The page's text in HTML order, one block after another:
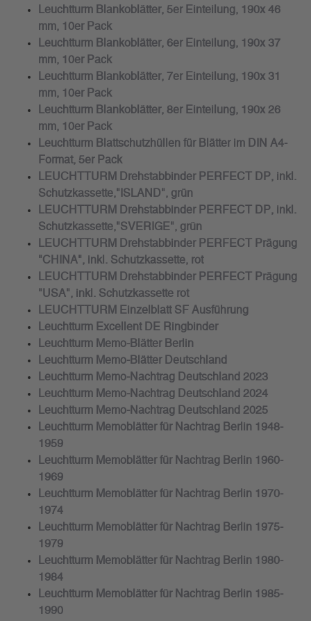
Leuchtturm Blankoblätter, 5er Einteilung, 190x 46
mm, 10er Pack
Leuchtturm Blankoblätter, 6er Einteilung, 190x 37
mm, 10er Pack
Leuchtturm Blankoblätter, 7er Einteilung, 190x 31
mm, 10er Pack
Leuchtturm Blankoblätter, 8er Einteilung, 190x 26
mm, 10er Pack
Leuchtturm Blattschutzhüllen für Blätter im DIN A4-
Format, 5er Pack
LEUCHTTURM Drehstabbinder PERFECT DP, inkl.
Schutzkassette,"ISLAND", grün
LEUCHTTURM Drehstabbinder PERFECT DP, inkl.
Schutzkassette,"SVERIGE", grün
LEUCHTTURM Drehstabbinder PERFECT Prägung
"CHINA", inkl. Schutzkassette, rot
LEUCHTTURM Drehstabbinder PERFECT Prägung
"USA", inkl. Schutzkassette rot
LEUCHTTURM Einzelblatt SF Ausführung
Leuchtturm Excellent DE Ringbinder
Leuchtturm Memo-Blätter Berlin
Leuchtturm Memo-Blätter Deutschland
Leuchtturm Memo-Nachtrag Deutschland 2023
Leuchtturm Memo-Nachtrag Deutschland 2024
Leuchtturm Memo-Nachtrag Deutschland 2025
Leuchtturm Memoblätter für Nachtrag Berlin 1948-
1959
Leuchtturm Memoblätter für Nachtrag Berlin 1960-
1969
Leuchtturm Memoblätter für Nachtrag Berlin 1970-
1974
Leuchtturm Memoblätter für Nachtrag Berlin 1975-
1979
Leuchtturm Memoblätter für Nachtrag Berlin 1980-
1984
Leuchtturm Memoblätter für Nachtrag Berlin 1985-
1990